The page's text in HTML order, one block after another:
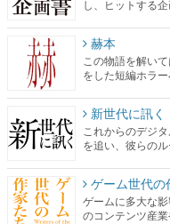
し、ヒットする
赫本
この物語を解い
をした短編ホラー
新世代に訊く
これからのデジ
を追い、彼らの
ゲーム世代の
ゲームに多大な
のコンテンツ産